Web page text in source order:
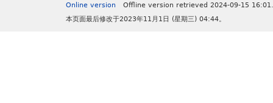
Online version
Offline version retrieved 2024-09-15 16:01.
本页面最后修改于2023年11月1日 (星期三) 04:44。